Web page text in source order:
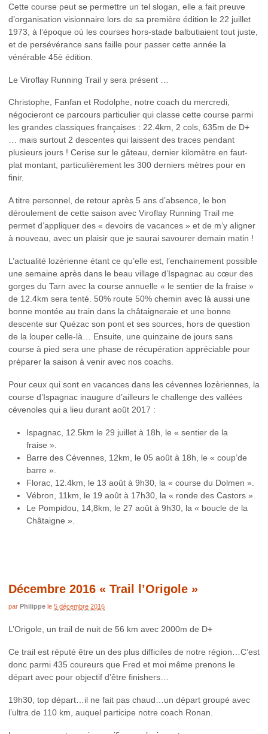
Cette course peut se permettre un tel slogan, elle a fait preuve
d’organisation visionnaire lors de sa première édition le 22 juillet
1973, à l’époque où les courses hors-stade balbutiaient tout juste,
et de persévérance sans faille pour passer cette année la
vénérable 45è édition.
Le Viroflay Running Trail y sera présent …
Christophe, Fanfan et Rodolphe, notre coach du mercredi,
négocieront ce parcours particulier qui classe cette course parmi
les grandes classiques françaises : 22.4km, 2 cols, 635m de D+
… mais surtout 2 descentes qui laissent des traces pendant
plusieurs jours ! Cerise sur le gâteau, dernier kilomètre en faut-
plat montant, particulièrement les 300 derniers mètres pour en
finir.
A titre personnel, de retour après 5 ans d’absence, le bon
déroulement de cette saison avec Viroflay Running Trail me
permet d’appliquer des « devoirs de vacances » et de m’y aligner
à nouveau, avec un plaisir que je saurai savourer demain matin !
L’actualité lozérienne étant ce qu’elle est, l’enchainement possible
une semaine après dans le beau village d’Ispagnac au cœur des
gorges du Tarn avec la course annuelle « le sentier de la fraise »
de 12.4km sera tenté. 50% route 50% chemin avec là aussi une
bonne montée au train dans la châtaigneraie et une bonne
descente sur Quézac son pont et ses sources, hors de question
de la louper celle-là… Ensuite, une quinzaine de jours sans
course à pied sera une phase de récupération appréciable pour
préparer la saison à venir avec nos coachs.
Pour ceux qui sont en vacances dans les cévennes lozèriennes, la
course d’Ispagnac inaugure d’ailleurs le challenge des vallées
cévenoles qui a lieu durant août 2017 :
Ispagnac, 12.5km le 29 juillet à 18h, le « sentier de la
fraise ».
Barre des Cévennes, 12km, le 05 août à 18h, le « coup’de
barre ».
Florac, 12.4km, le 13 août à 9h30, la « course du Dolmen ».
Vébron, 11km, le 19 août à 17h30, la « ronde des Castors ».
Le Pompidou, 14,8km, le 27 août à 9h30, la « boucle de la
Châtaigne ».
Décembre 2016 « Trail l’Origole »
par Philippe le 5 décembre 2016
L’Origole, un trail de nuit de 56 km avec 2000m de D+
Ce trail est réputé être un des plus difficiles de notre région…C’est
donc parmi 435 coureurs que Fred et moi même prenons le
départ avec pour objectif d’être finishers…
19h30, top départ…il ne fait pas chaud…un départ groupé avec
l’ultra de 110 km, auquel participe notre coach Ronan.